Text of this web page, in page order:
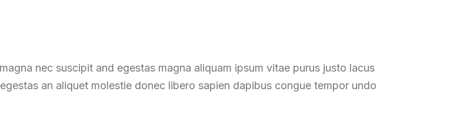
nec suscipit and egestas magna aliquam ipsum vitae purus justo lacus
an aliquet molestie donec libero sapien dapibus congue tempor undo